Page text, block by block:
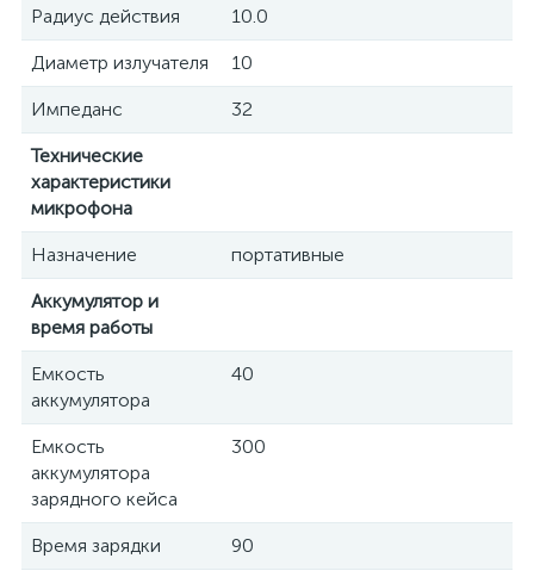
Радиус действия 10.0
Диаметр излучателя 10
Импеданс 32
Технические
характеристики
микрофона
Назначение портативные
Аккумулятор и
время работы
Емкость
аккумулятора
40
Емкость
аккумулятора
зарядного кейса
300
Время зарядки 90